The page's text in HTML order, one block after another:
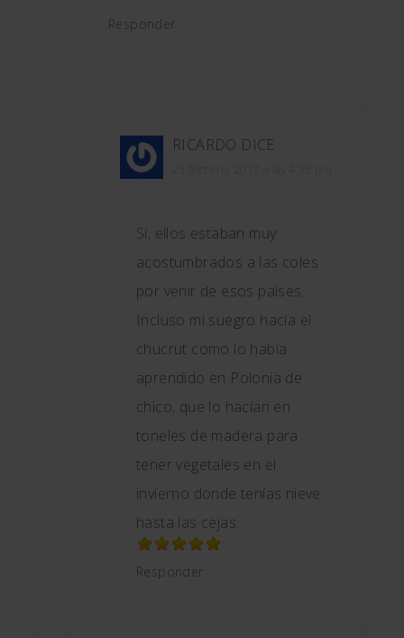
Responder
RICARDO DICE
Sí, ellos estaban muy
acostumbrados a las coles
por venir de esos países.
Incluso mi suegro hacía el
chucrut como lo había
aprendido en Polonia de
chico, que lo hacían en
toneles de madera para
tener vegetales en el
invierno donde tenías nieve
hasta las cejas.
Responder